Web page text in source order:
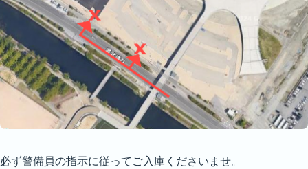
必ず警備員の指示に従ってご入庫くださいませ。